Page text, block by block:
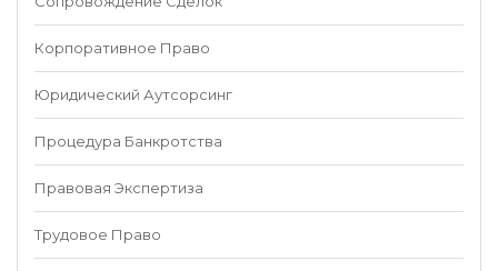
Корпоративное Право
Юридический Аутсорсинг
Процедура Банкротства
Правовая Экспертиза
Трудовое Право